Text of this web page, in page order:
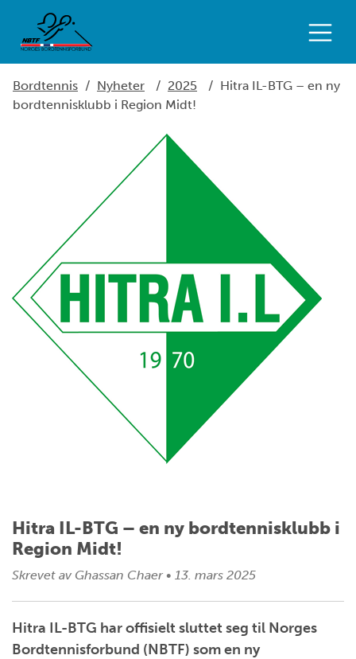
Bordtennis / Nyheter / 2025 / Hitra IL-BTG – en ny
bordtennisklubb i Region Midt!
Hitra IL-BTG – en ny bordtennisklubb i
Region Midt!
Skrevet av Ghassan Chaer • 13. mars 2025
Hitra IL-BTG har offisielt sluttet seg til Norges
Bordtennisforbund (NBTF) som en ny